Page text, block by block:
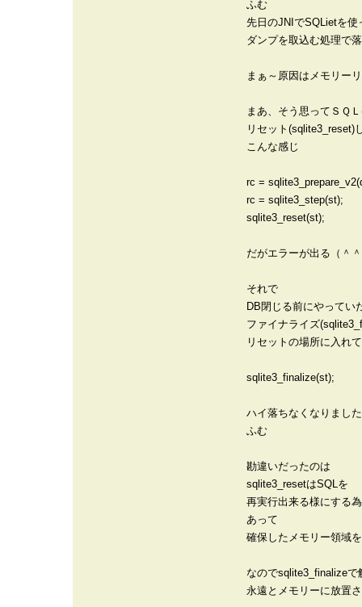
ふむ
先日のJNIでSQLietを使
ダンプを取込む処理で
まぁ～原因はメモリー
まあ、そう思ってＳＱ
リセット(sqlite3_reset)
こんな感じ
rc =
rc = sqlite3_step(st);
sqlite3_reset(st);
だがエラーが出る（＾
それで
DB閉じる前にやってい
ファイナライズ
リセットの場所に入れ
sqlite3_finalize(st);
ハイ落ちなくなりまし
ふむ
勘違いだったのは
sqlite3_resetはSQLを
再実行出来る様にする
あって
確保したメモリー領域
なのでsqlite3_finalizeで
永遠とメモリーに放置